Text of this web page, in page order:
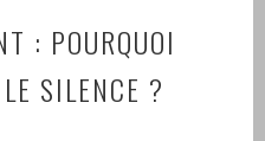
: POURQUOI
SILENCE ?